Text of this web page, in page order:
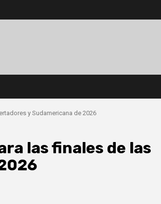
y Sudamericana de 2026
las finales de las